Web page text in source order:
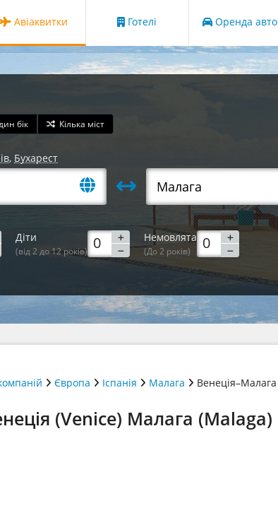
Авіаквитки Готелі Оренда авто
бік Кілька міст
, Бухарест
Діти
(від 2 до 12 років)
Немовлята
(До 2 років)
Європа Іспанія Малага Венеція–Малага
(Venice) Малага (Malaga)